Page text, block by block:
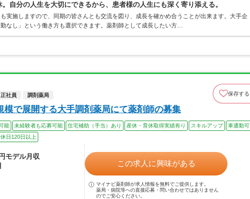
自分の人生を大切にできるから、患者様の人生にも深く寄り添える。
実施しますので、同期の皆さんとも交流を図り、成長を確かめ合うことが出来ます。大手企
なし」という働き方も選択できます。薬剤師として成長したい方…
正社員 調剤薬局 保存する
で展開する大手調剤薬局にて薬剤師の募集
能 未経験者も応募可能 住宅補助（手当）あり 産休・育休取得実績有り スキルアップ
車通勤可
日120日以上
モデル月収
この求人に興味がある
マイナビ薬剤師が求人情報を無料でご提供します。
薬局・病院等への直接応募・問い合わせではありません
のでご安心ください。